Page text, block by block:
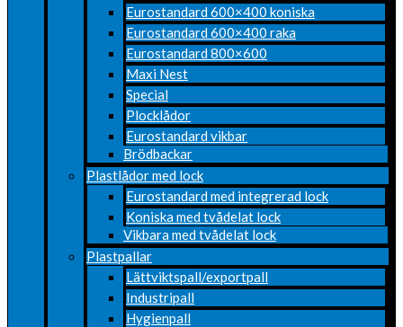
Eurostandard 600×400 koniska
Eurostandard 600×400 raka
Eurostandard 800×600
Maxi Nest
Special
Plocklådor
Eurostandard vikbar
Brödbackar
Plastlådor med lock
Eurostandard med integrerad lock
Koniska med tvådelat lock
Vikbara med tvådelat lock
Plastpallar
Lättviktspall/exportpall
Industripall
Hygienpall